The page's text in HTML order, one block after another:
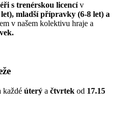
s trenérskou licencív
mladší přípravky (6-8 let) a
v našem kolektivu hraje a
každé úterý a čtvrtek od 17.15